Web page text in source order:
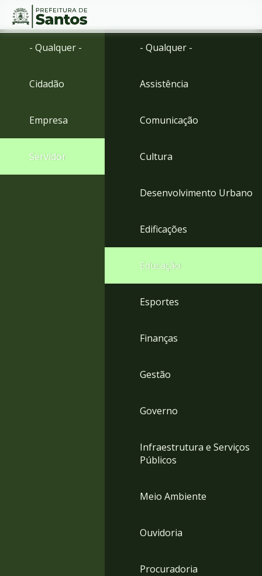
Ir
menu
para
Conteúdo
- Qualquer -
Cidadão
Empresa
Servidor
- Qualquer -
Assistência
Comunicação
Cultura
Desenvolvimento Urbano
Edificações
Educação
Esportes
Finanças
Gestão
Governo
Infraestrutura e Serviços
Públicos
Meio Ambiente
Ouvidoria
Procuradoria